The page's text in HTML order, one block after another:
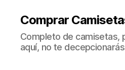
Comprar
Completo de camisetas,
aquí, no te